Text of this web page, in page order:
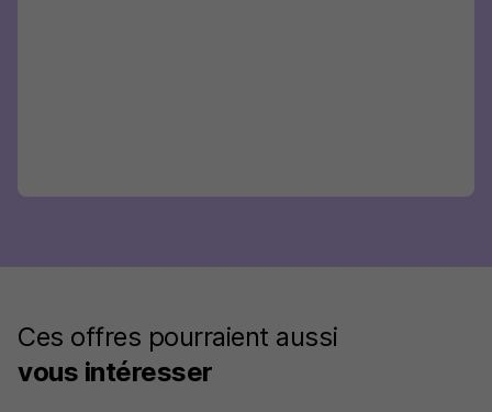
Ces offres pourraient aussi
vous intéresser